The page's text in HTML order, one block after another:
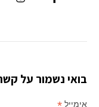
בואי נשמור על
אימייל